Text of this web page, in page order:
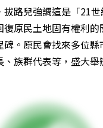
路兒強調這是「21
復原民土地固有權利
碑。原民會找來多位
、族群代表等，盛大